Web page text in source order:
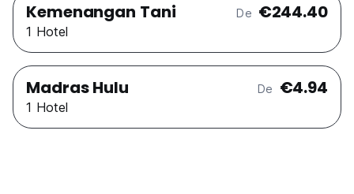
Kemenangan Tani De €244.40
1 Hotel
Madras Hulu De €4.94
1 Hotel